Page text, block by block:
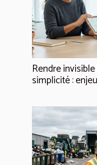
Rendre
simplicité :